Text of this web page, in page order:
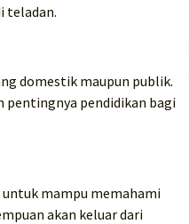
teladan.
domestik maupun publik.
pentingnya pendidikan bagi
mampu memahami
akan keluar dari